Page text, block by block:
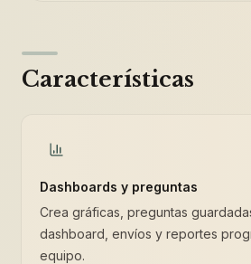
Características
Dashboards y preguntas
Crea gráficas, preguntas
dashboard, envíos y reportes
equipo.